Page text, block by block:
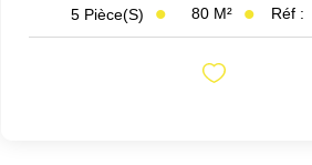
5 Pièce(s) 80 M² Réf :